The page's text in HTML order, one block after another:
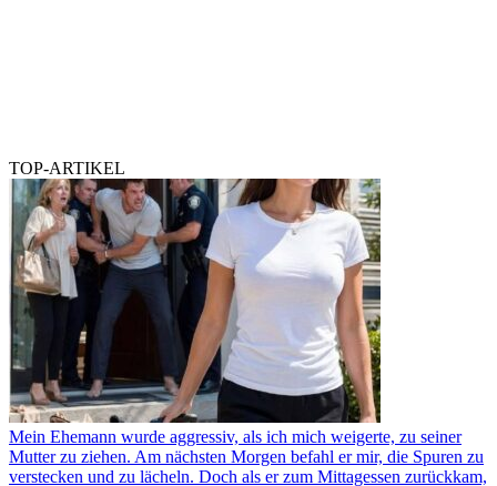
TOP-ARTIKEL
Mein Ehemann wurde aggressiv, als ich mich weigerte, zu seiner
Mutter zu ziehen. Am nächsten Morgen befahl er mir, die Spuren zu
verstecken und zu lächeln. Doch als er zum Mittagessen zurückkam,